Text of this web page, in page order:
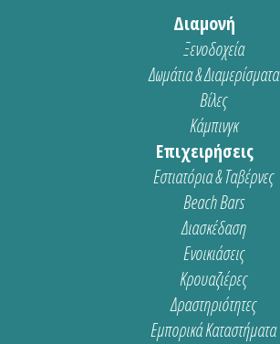
Διαμονή
Ξενοδοχεία
Δωμάτια & Διαμερίσματα
Βίλες
Κάμπινγκ
Επιχειρήσεις
Εστιατόρια & Ταβέρνες
Beach Bars
Διασκέδαση
Ενοικιάσεις
Κρουαζιέρες
Δραστηριότητες
Εμπορικά Καταστήματα